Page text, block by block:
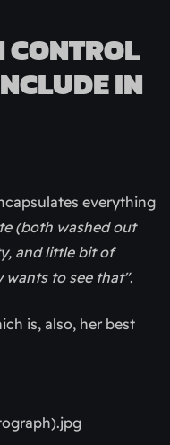
CONTROL
IN
everything
(both washed out
and little bit of
wants to see that".
is, also, her best